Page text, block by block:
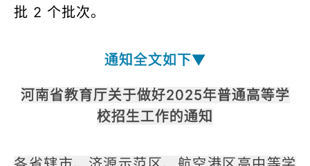
批 2 个批次。
通知全文如下▼
河南省教育厅关于做好2025年普通高等学
校招生工作的通知